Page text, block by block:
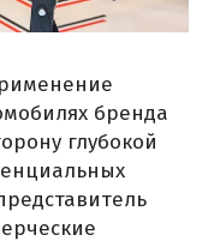
бренда
глубокой